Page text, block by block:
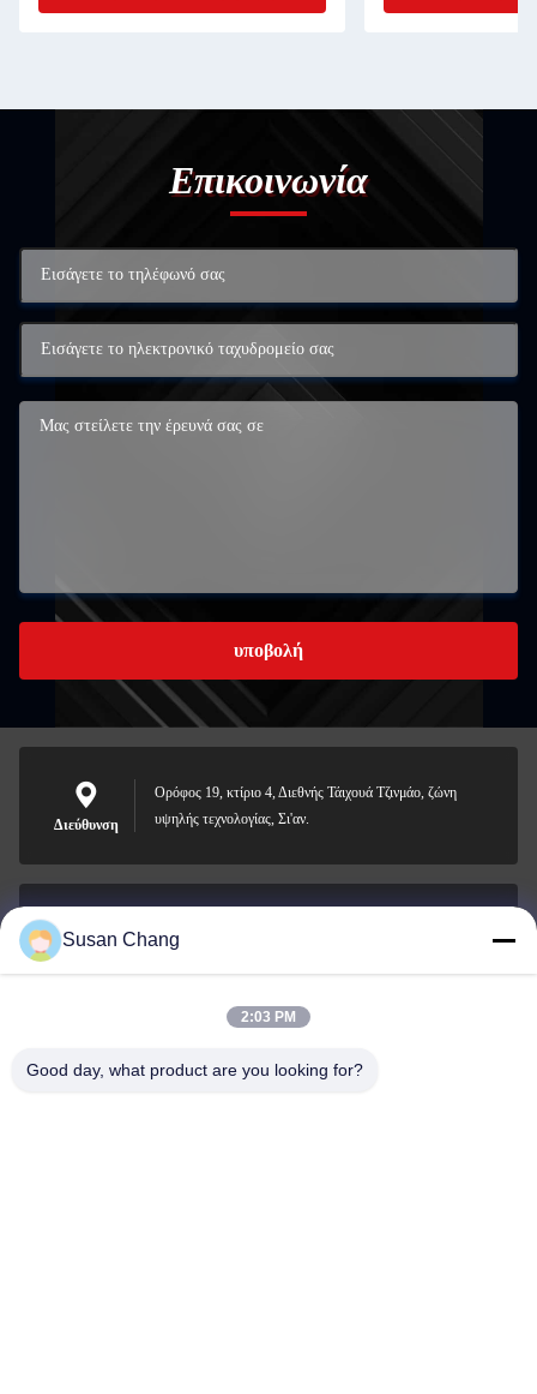
Επικοινωνία
υποβολή
Διεύθυνση
Ορόφος 19, κτίριο 4, Διεθνής Τάιχουά Τζινμάο, ζώνη
υψηλής τεχνολογίας, Σι'αν.
Ηλεκτρονικό
Susan@aeaxa.com
0086-13991372145
Susan Chang
2:03 PM
Good day, what product are you looking for?